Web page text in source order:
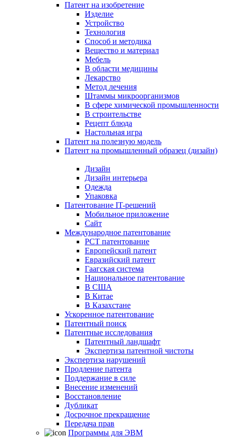
Патент на изобретение
Изделие
Устройство
Технология
Способ и методика
Вещество и материал
Мебель
В области медицины
Лекарство
Метод лечения
Штаммы микроорганизмов
В сфере химической промышленности
В строительстве
Рецепт блюда
Настольная игра
Патент на полезную модель
Патент на промышленный образец (дизайн)
Дизайн
Дизайн интерьера
Одежда
Упаковка
Патентование IT-решений
Мобильное приложение
Сайт
Международное патентование
PCT патентование
Европейский патент
Евразийский патент
Гаагская система
Национальное патентование
В США
В Китае
В Казахстане
Ускоренное патентование
Патентный поиск
Патентные исследования
Патентный ландшафт
Экспертиза патентной чистоты
Экспертиза нарушений
Продление патента
Поддержание в силе
Внесение изменений
Восстановление
Дубликат
Досрочное прекращение
Передача прав
Программы для ЭВМ